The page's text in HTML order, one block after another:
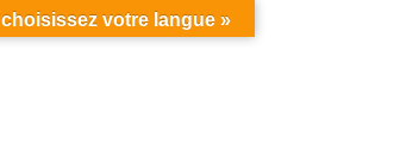
choisissez votre langue »